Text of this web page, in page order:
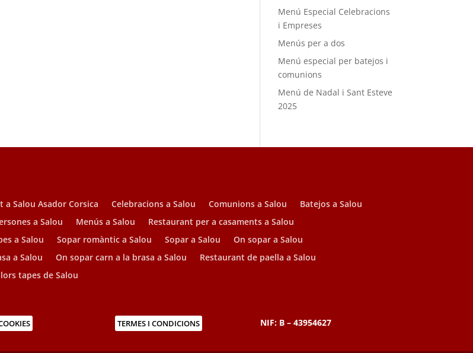
Menú Especial Celebracions
i Empreses
Menús per a dos
Menú especial per batejos i
comunions
Menú de Nadal i Sant Esteve
2025
a Salou Asador Corsica Celebracions a Salou Comunions a Salou
Batejos a Salou
a Salou Menús a Salou
Restaurant per a casaments a Salou
a Salou Sopar romàntic a Salou Sopar a Salou
On sopar a Salou
a Salou On sopar carn a la brasa a Salou
Restaurant de paella a Salou
tapes de Salou
TERMES I CONDICIONS NIF: B – 43954627